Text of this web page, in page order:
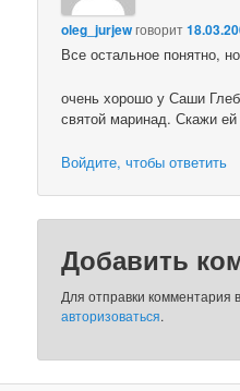
oleg_jurjewговорит
Все остальное понятно, но
очень хорошо у Саши
святой маринад. Скажи
Войдите, чтобы ответить
Добавить
Для отправки комментария
авторизоваться.